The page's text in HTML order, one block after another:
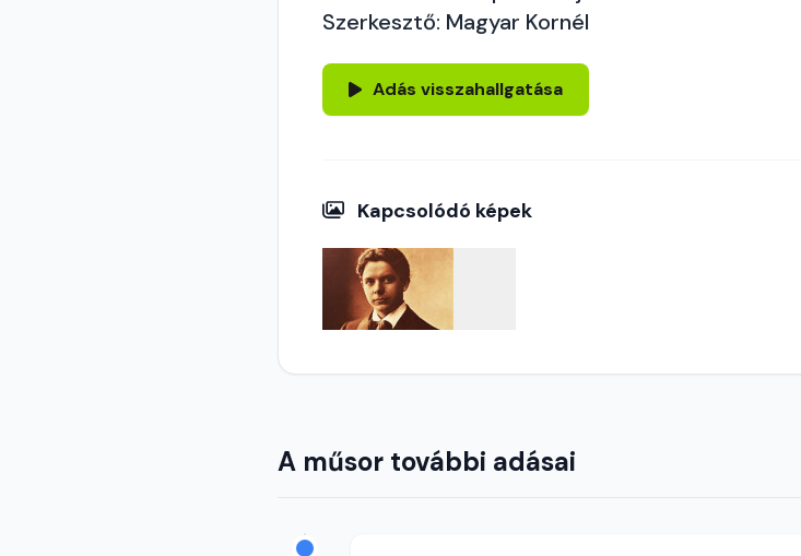
Szerkesztő: Magyar Kornél
Adás visszahallgatása
Kapcsolódó képek
A műsor további adásai